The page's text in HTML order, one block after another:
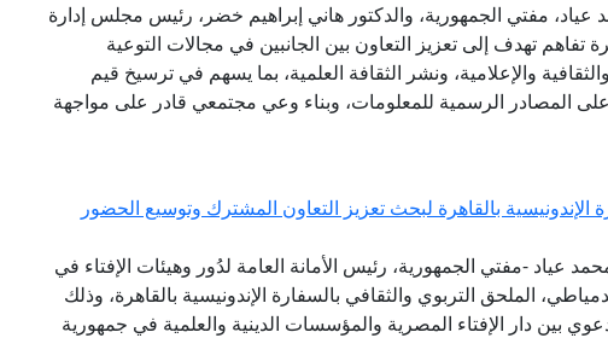
عياد، مفتي الجمهورية، والدكتور هاني إبراهيم خضر، رئيس مجلس إدارة
تفاهم تهدف إلى تعزيز التعاون بين الجانبين في مجالات التوعية
والإعلامية، ونشر الثقافة العلمية، بما يسهم في ترسيخ قيم
على المصادر الرسمية للمعلومات، وبناء وعي مجتمعي قادر على مواجهة
الإندونيسية بالقاهرة لبحث تعزيز التعاون المشترك وتوسيع الحضور
عياد -مفتي الجمهورية، رئيس الأمانة العامة لدُور وهيئات الإفتاء في
الملحق التربوي والثقافي بالسفارة الإندونيسية بالقاهرة، وذلك
بين دار الإفتاء المصرية والمؤسسات الدينية والعلمية في جمهورية